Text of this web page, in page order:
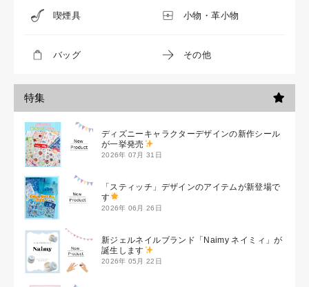
喫煙具 小物・革小物
バッグ その他
特集
ディズニーキャラクターデザインの新作シール
が一挙発売
2026年 07月 31日
「スティッチ」デザインのアイテムが新登場で
す
2026年 06月 26日
新ジェルネイルブランド「Naimy ネイミィ」が
誕生します
2026年 05月 22日